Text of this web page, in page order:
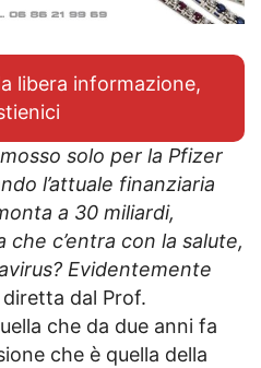
libera informazione,
solo per la Pfizer
l’attuale finanziaria
a 30 miliardi,
c’entra con la salute,
Evidentemente
diretta dal Prof.
che da due anni fa
che è quella della